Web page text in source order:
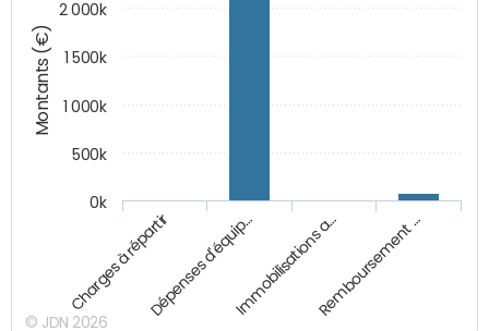
Montants (€)
Charges à répartirDépenses d'équip…Immobilisations a…Remboursement …
0k
500k
1 000k
1 500k
2 000k
© JDN 2026